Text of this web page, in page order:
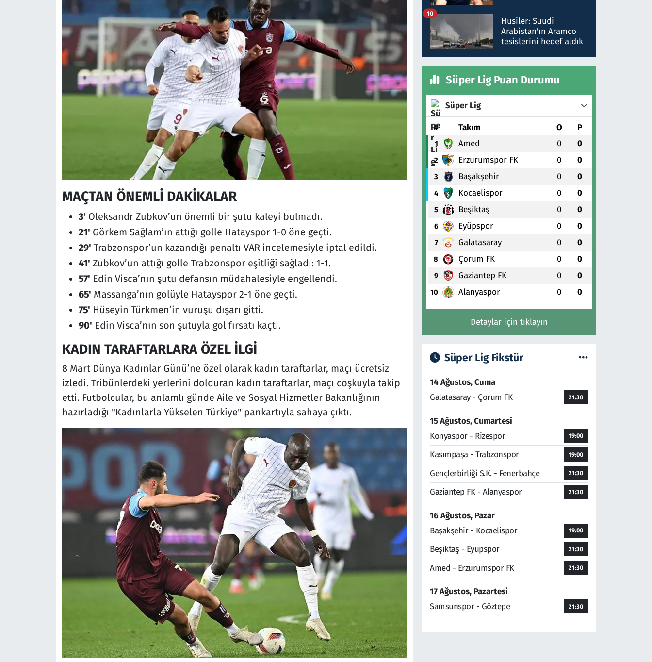
MAÇTAN ÖNEMLİ DAKİKALAR
3' Oleksandr Zubkov’un önemli bir şutu kaleyi bulmadı.
21' Görkem Sağlam’ın attığı golle Hatayspor 1-0 öne geçti.
29' Trabzonspor’un kazandığı penaltı VAR incelemesiyle iptal edildi.
41' Zubkov’un attığı golle Trabzonspor eşitliği sağladı: 1-1.
57' Edin Visca’nın şutu defansın müdahalesiyle engellendi.
65' Massanga’nın golüyle Hatayspor 2-1 öne geçti.
75' Hüseyin Türkmen’in vuruşu dışarı gitti.
90' Edin Visca’nın son şutuyla gol fırsatı kaçtı.
KADIN TARAFTARLARA ÖZEL İLGİ
8 Mart Dünya Kadınlar Günü’ne özel olarak kadın taraftarlar, maçı ücretsiz
izledi. Tribünlerdeki yerlerini dolduran kadın taraftarlar, maçı coşkuyla takip
etti. Futbolcular, bu anlamlı günde Aile ve Sosyal Hizmetler Bakanlığının
hazırladığı "Kadınlarla Yükselen Türkiye" pankartıyla sahaya çıktı.
talimat verdi, ben
gönderdim
Husiler: Suudi
Arabistan'ın Aramco
tesislerini hedef aldık
10
Süper Lig Puan Durumu
Süper Lig
# Takım O P
1 Amed 0 0
2 Erzurumspor FK 0 0
3 Başakşehir 0 0
4 Kocaelispor 0 0
5 Beşiktaş 0 0
6 Eyüpspor 0 0
7 Galatasaray 0 0
8 Çorum FK 0 0
9 Gaziantep FK 0 0
10 Alanyaspor 0 0
Detaylar için tıklayın
Süper Lig Fikstür
14 Ağustos, Cuma
Galatasaray - Çorum FK
21:30
15 Ağustos, Cumartesi
Konyaspor - Rizespor
19:00
Kasımpaşa - Trabzonspor 19:00
Gençlerbirliği S.K. - Fenerbahçe 21:30
Gaziantep FK - Alanyaspor 21:30
16 Ağustos, Pazar
Başakşehir - Kocaelispor
19:00
Beşiktaş - Eyüpspor 21:30
Amed - Erzurumspor FK 21:30
17 Ağustos, Pazartesi
Samsunspor - Göztepe
21:30